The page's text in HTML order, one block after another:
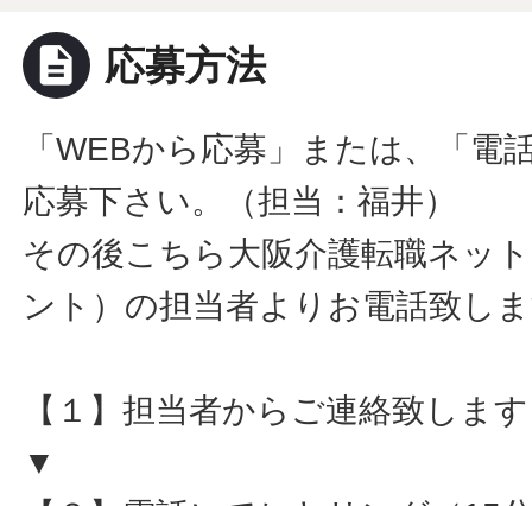
description 応募方法
「WEBから応募」または、「電
応募下さい。（担当：福井）
その後こちら大阪介護転職ネッ
ント）の担当者よりお電話致し
【１】担当者からご連絡致します
▼